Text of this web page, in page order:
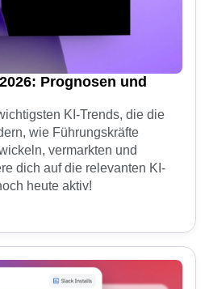
Prognosen und
KI-Trends, die die
wie Führungskräfte
vermarkten und
dich auf die relevanten KI-
heute aktiv!